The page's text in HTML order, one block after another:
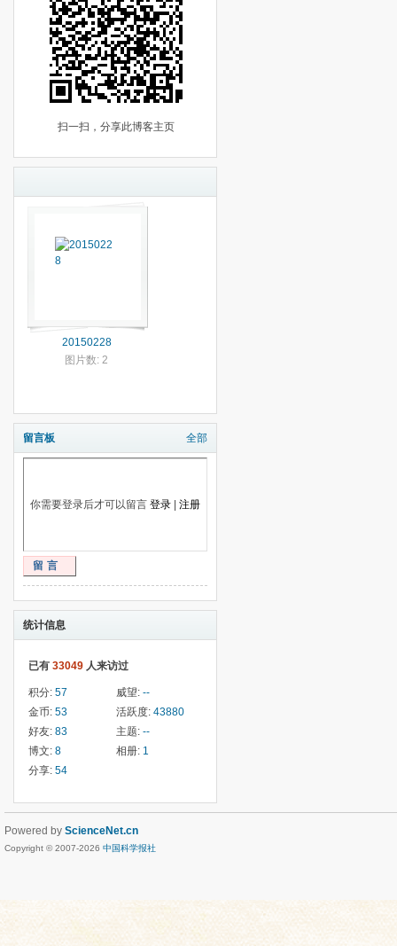
扫一扫，分享此博客主页
20150228
图片数: 2
留言板 全部
你需要登录后才可以留言 登录 注册
留言
统计信息
已有 33049 人来访过
积分: 57 威望: --
金币: 53 活跃度: 43880
好友: 83 主题: --
博文: 8 相册: 1
分享: 54
Powered by ScienceNet.cn
Copyright © 2007-2026 中国科学报社